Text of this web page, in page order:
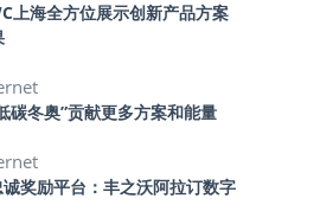
上海全方位展示创新产品方案
碳冬奥”贡献更多方案和能量
奖励平台：丰之沃阿拉订数字